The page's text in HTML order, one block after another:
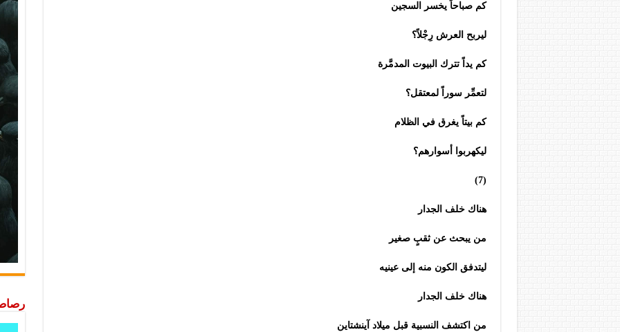
كم صباحاً يخسر السجين
ليربح العرش رِجْلاً؟
كم يداً تترك البيوت المدمَّرة
لتعمِّر سوراً لمعتقل؟
كم بيتاً يغرق في الظلام
ليكهربوا أسوارهم؟
(7)
هناك خلف الجدار
من يبحث عن ثقبٍ صغير
ليتدفق الكون منه إلى عينيه
هناك خلف الجدار
من اكتشف النسبية قبل ميلاد آينشتاين